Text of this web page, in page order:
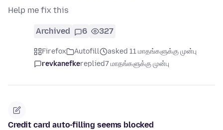
Help me fix this
Archived 6 327
Firefox Autofill
asked 11 மாதங்களுக்கு முன்பு
revkanefkereplied7 மாதங்களுக்கு முன்பு
Credit card auto-filling seems blocked